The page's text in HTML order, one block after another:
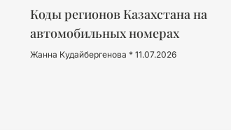
Коды регионов Казахстана на
автомобильных номерах
Жанна Кудайбергенова 11.07.2026